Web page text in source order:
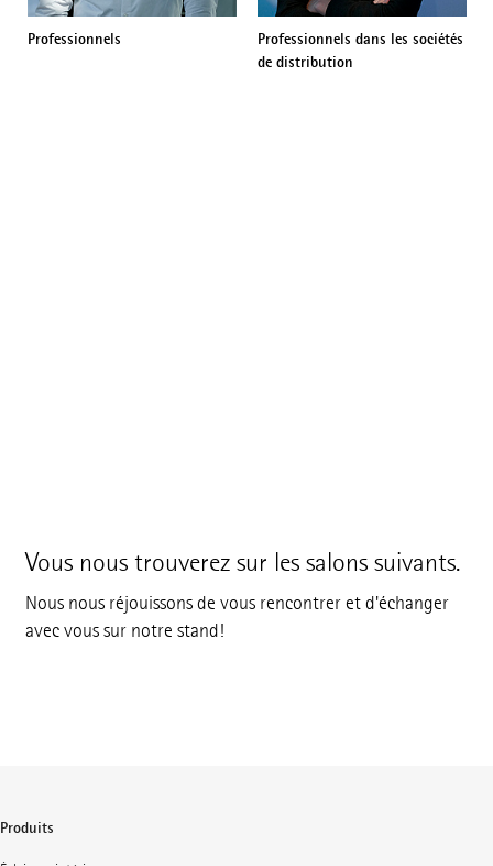
Professionnels
Professionnels dans les sociétés
de distribution
Vous nous trouverez sur les salons suivants.
Nous nous réjouissons de vous rencontrer et d'échanger
avec vous sur notre stand!
Produits